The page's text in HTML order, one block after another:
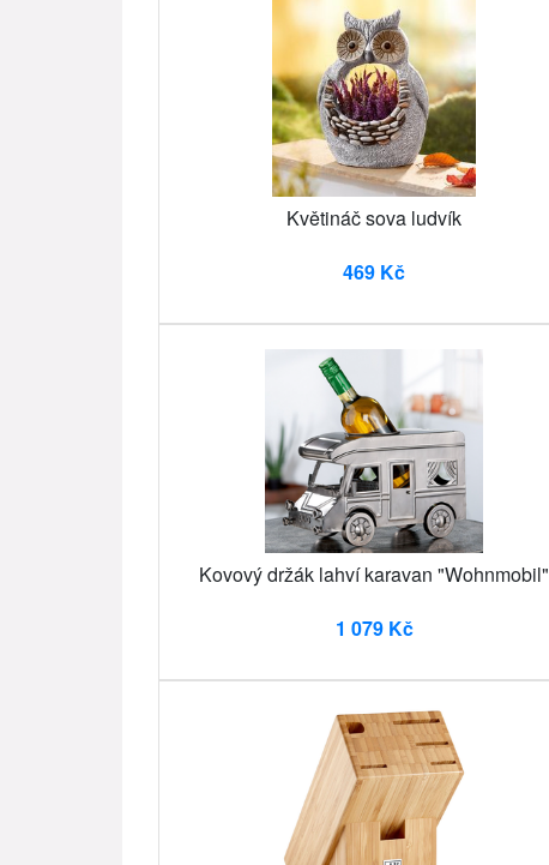
Květináč sova ludvík
469 Kč
Kovový držák lahví karavan "Wohnmobil"
1 079 Kč